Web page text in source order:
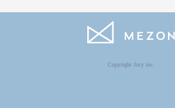
Copyright Jocy inc.